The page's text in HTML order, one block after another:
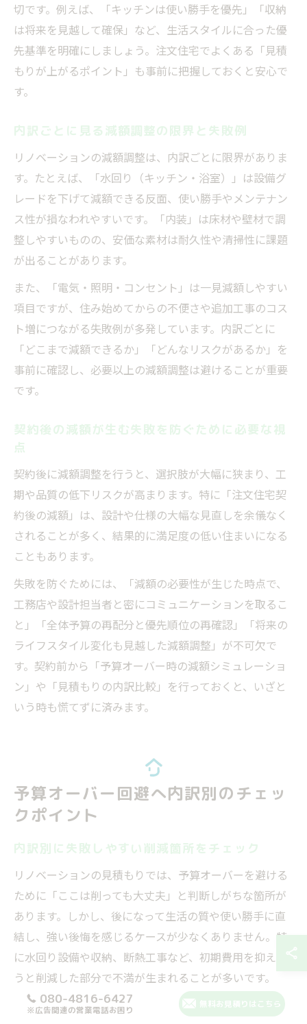
切です。例えば、「キッチンは使い勝手を優先」「収納
は将来を見越して確保」など、生活スタイルに合った優
先基準を明確にしましょう。注文住宅でよくある「見積
もりが上がるポイント」も事前に把握しておくと安心で
す。
内訳ごとに見る減額調整の限界と失敗例
リノベーションの減額調整は、内訳ごとに限界がありま
す。たとえば、「水回り（キッチン・浴室）」は設備グ
レードを下げて減額できる反面、使い勝手やメンテナン
ス性が損なわれやすいです。「内装」は床材や壁材で調
整しやすいものの、安価な素材は耐久性や清掃性に課題
が出ることがあります。
また、「電気・照明・コンセント」は一見減額しやすい
項目ですが、住み始めてからの不便さや追加工事のコス
ト増につながる失敗例が多発しています。内訳ごとに
「どこまで減額できるか」「どんなリスクがあるか」を
事前に確認し、必要以上の減額調整は避けることが重要
です。
契約後の減額が生む失敗を防ぐために必要な視
点
契約後に減額調整を行うと、選択肢が大幅に狭まり、工
期や品質の低下リスクが高まります。特に「注文住宅契
約後の減額」は、設計や仕様の大幅な見直しを余儀なく
されることが多く、結果的に満足度の低い住まいになる
こともあります。
失敗を防ぐためには、「減額の必要性が生じた時点で、
工務店や設計担当者と密にコミュニケーションを取るこ
と」「全体予算の再配分と優先順位の再確認」「将来の
ライフスタイル変化も見越した減額調整」が不可欠で
す。契約前から「予算オーバー時の減額シミュレーショ
ン」や「見積もりの内訳比較」を行っておくと、いざと
いう時も慌てずに済みます。
予算オーバー回避へ内訳別のチェッ
クポイント
内訳別に失敗しやすい削減箇所をチェック
リノベーションの見積もりでは、予算オーバーを避ける
ために「ここは削っても大丈夫」と判断しがちな箇所が
あります。しかし、後になって生活の質や使い勝手に直
結し、強い後悔を感じるケースが少なくありません。特
に水回り設備や収納、断熱工事など、初期費用を抑えよ
うと削減した部分で不満が生まれることが多いです。
例えば、キッチンのグレードダウンや収納スペースの縮
080-4816-6427
※広告関連の営業電話お困り
無料お見積りはこちら